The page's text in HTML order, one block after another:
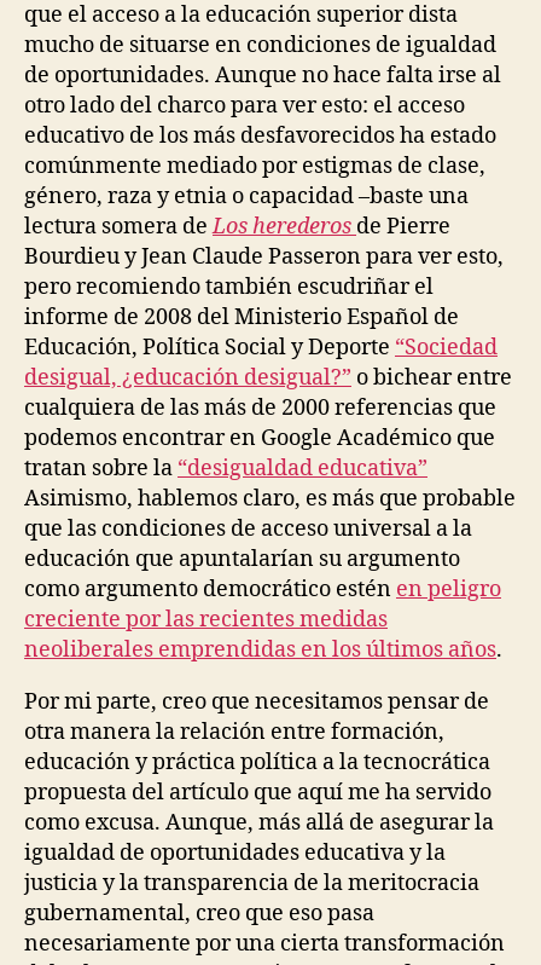
que el acceso a la educación superior dista
mucho de situarse en condiciones de igualdad
de oportunidades. Aunque no hace falta irse al
otro lado del charco para ver esto: el acceso
educativo de los más desfavorecidos ha estado
comúnmente mediado por estigmas de clase,
género, raza y etnia o capacidad –baste una
lectura somera deLos herederos de Pierre
Bourdieu y Jean Claude Passeron para ver esto,
pero recomiendo también escudriñar el
informe de 2008 del Ministerio Español de
Educación, Política Social y Deporte “Sociedad
desigual, ¿educación desigual?” o bichear entre
cualquiera de las más de 2000 referencias que
podemos encontrar en Google Académico que
tratan sobre la “desigualdad educativa”
Asimismo, hablemos claro, es más que probable
que las condiciones de acceso universal a la
educación que apuntalarían su argumento
como argumento democrático estén en peligro
creciente por las recientes medidas
neoliberales emprendidas en los últimos años.
Por mi parte, creo que necesitamos pensar de
otra manera la relación entre formación,
educación y práctica política a la tecnocrática
propuesta del artículo que aquí me ha servido
como excusa. Aunque, más allá de asegurar la
igualdad de oportunidades educativa y la
justicia y la transparencia de la meritocracia
gubernamental, creo que eso pasa
necesariamente por una cierta transformación